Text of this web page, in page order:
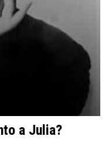
a Julia?